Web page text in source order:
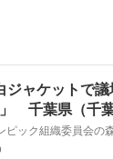
ジャケットで
」 千葉県（千